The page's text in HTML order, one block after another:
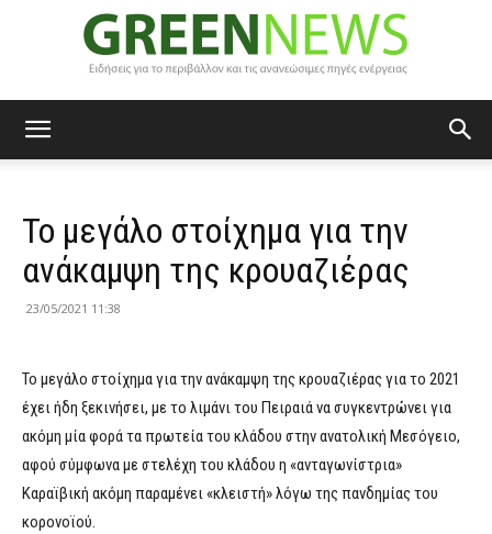
News
Το μεγάλο στοίχημα για την
ανάκαμψη της κρουαζιέρας
23/05/2021 11:38
Το μεγάλο στοίχημα για την ανάκαμψη της κρουαζιέρας για το 2021
έχει ήδη ξεκινήσει, με το λιμάνι του Πειραιά να συγκεντρώνει για
ακόμη μία φορά τα πρωτεία του κλάδου στην ανατολική Μεσόγειο,
αφού σύμφωνα με στελέχη του κλάδου η «ανταγωνίστρια»
Καραϊβική ακόμη παραμένει «κλειστή» λόγω της πανδημίας του
κορονοϊού.